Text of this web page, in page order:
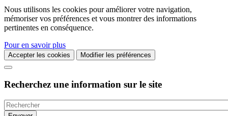
Nous utilisons les cookies pour améliorer votre navigation,
mémoriser vos préférences et vous montrer des informations
pertinentes en conséquence.
Pour en savoir plus
Accepter les cookies Modifier les préférences
Recherchez une information sur le site